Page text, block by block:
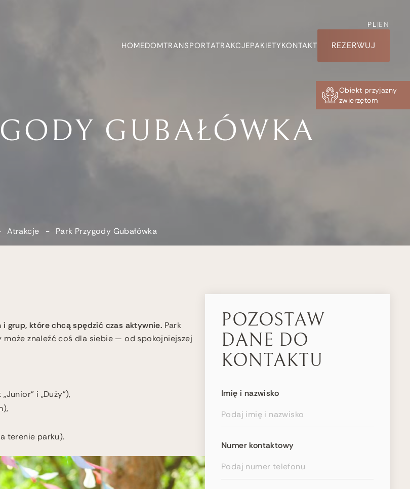
PL|EN
HOMEDOMTRANSPORTATRAKCJEPAKIETYKONTAKT REZERWUJ
Obiekt przyjazny
zwierzętom
GUBAŁÓWKA
Atrakcje - Park Przygody Gubałówka
grup, które chcą spędzić czas aktywnie. Park
znaleźć coś dla siebie — od spokojniejszej
i „Duży”),
terenie parku).
POZOSTAW
DANE DO
KONTAKTU
Imię i nazwisko
Numer kontaktowy